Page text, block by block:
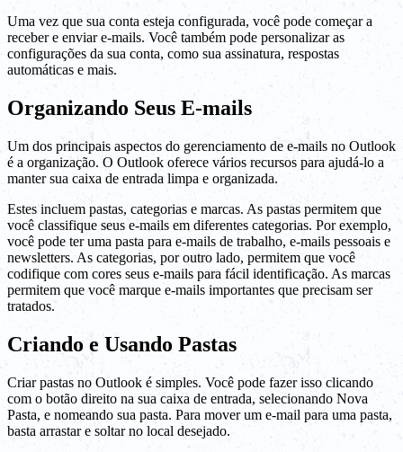
Uma vez que sua conta esteja configurada, você pode começar a
receber e enviar e-mails. Você também pode personalizar as
configurações da sua conta, como sua assinatura, respostas
automáticas e mais.
Organizando Seus E-mails
Um dos principais aspectos do gerenciamento de e-mails no Outlook
é a organização. O Outlook oferece vários recursos para ajudá-lo a
manter sua caixa de entrada limpa e organizada.
Estes incluem pastas, categorias e marcas. As pastas permitem que
você classifique seus e-mails em diferentes categorias. Por exemplo,
você pode ter uma pasta para e-mails de trabalho, e-mails pessoais e
newsletters. As categorias, por outro lado, permitem que você
codifique com cores seus e-mails para fácil identificação. As marcas
permitem que você marque e-mails importantes que precisam ser
tratados.
Criando e Usando Pastas
Criar pastas no Outlook é simples. Você pode fazer isso clicando
com o botão direito na sua caixa de entrada, selecionando Nova
Pasta, e nomeando sua pasta. Para mover um e-mail para uma pasta,
basta arrastar e soltar no local desejado.